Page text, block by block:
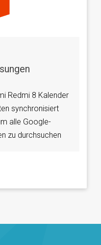
Redmi 8 Kalender
synchronisiert
alle Google-
zu durchsuchen